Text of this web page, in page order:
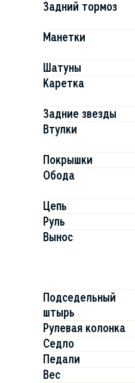
Задний тормоз
Манетки
Шатуны
Каретка
Задние звезды
Втулки
Покрышки
Обода
Цепь
Руль
Вынос
Подседельный
штырь
Рулевая колонка
Седло
Педали
Вес